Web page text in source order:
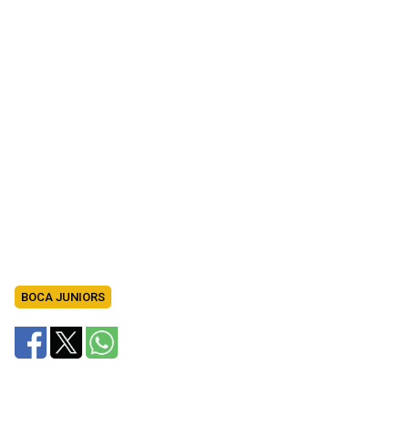
BOCA JUNIORS